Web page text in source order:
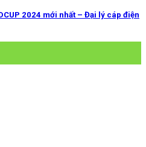
2024 mới nhất – Đại lý cáp điện